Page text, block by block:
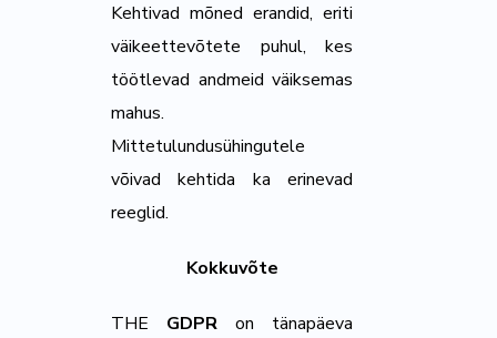
Kehtivad mõned erandid, eriti
väikeettevõtete puhul, kes
töötlevad andmeid väiksemas
mahus.
Mittetulundusühingutele
võivad kehtida ka erinevad
reeglid.
Kokkuvõte
THE GDPR on tänapäeva